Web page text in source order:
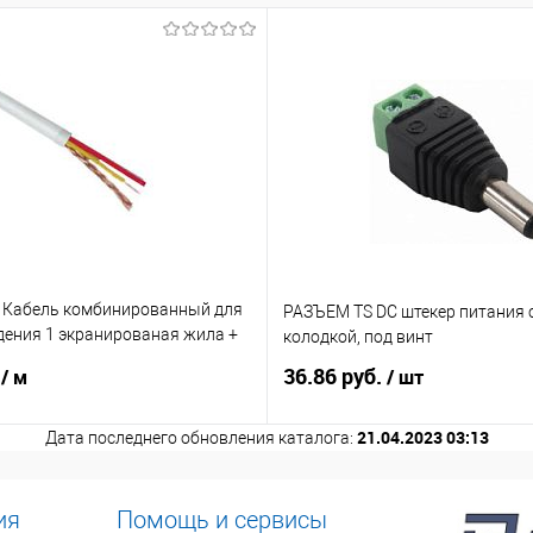
комбинированный для
1 экранированая жила +
/ м
РАЗЪЕМ TS DC штекер питания
колодкой, под винт
36.86 руб. / шт
Дата последнего обновления каталога: 21.04.2023 03:13
Помощь и сервисы